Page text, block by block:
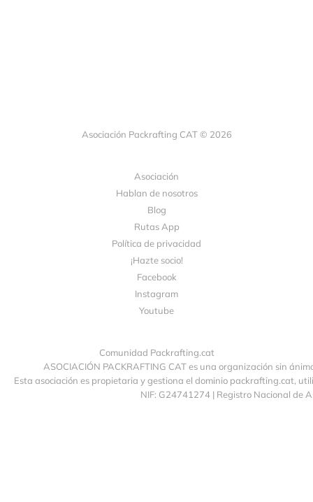
Asociación Packrafting CAT © 2026
Asociación
Hablan de nosotros
Blog
Rutas App
Política de privacidad
¡Hazte socio!
Facebook
Instagram
Youtube
Comunidad Packrafting.cat
ASOCIACIÓN PACKRAFTING CAT es una organización sin
Esta asociación es propietaria y gestiona el dominio packrafting.cat,
NIF: G24741274 | Registro Nacional de